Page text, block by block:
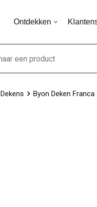
Ontdekken
Dekens Byon Deken Franca